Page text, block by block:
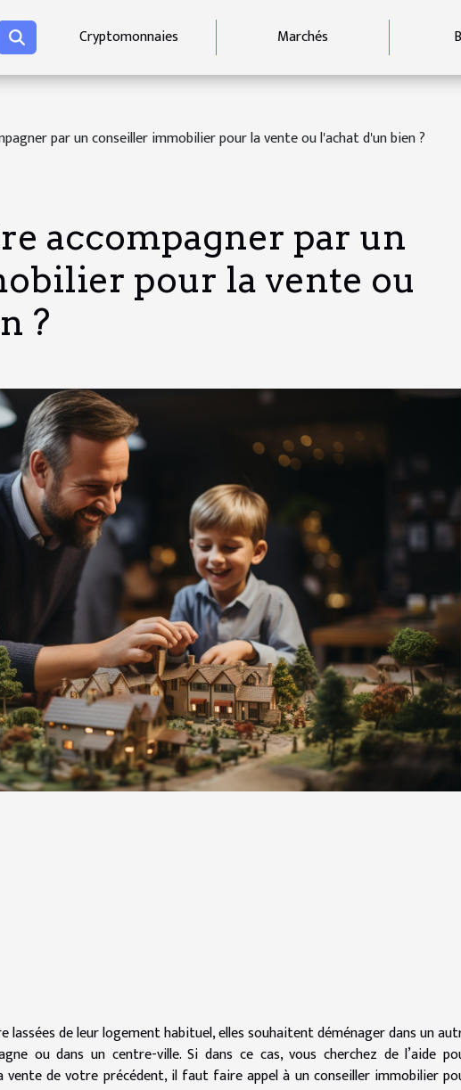
Cryptomonnaies Marchés
par un conseiller immobilier pour la vente ou l'achat d'un bien ?
accompagner par un
pour la vente ou
?
lassées de leur logement habituel, elles souhaitent déménager dans un
ou dans un centre-ville. Si dans ce cas, vous cherchez de l’aide
vente de votre précédent, il faut faire appel à un conseiller immobilier